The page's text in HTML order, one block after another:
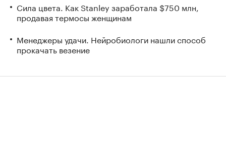
Сила цвета. Как Stanley заработала $750 млн,
продавая термосы женщинам
Менеджеры удачи. Нейробиологи нашли способ
прокачать везение